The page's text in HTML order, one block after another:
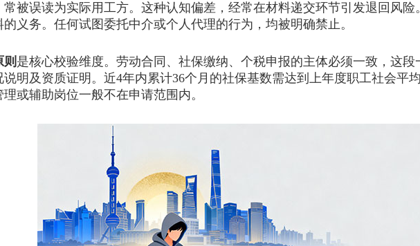
误读为实际用工方。这种认知偏差，经常在材料递交环节引发退回风险。
义务。任何试图委托中介或个人代理的行为，均被明确禁止。
是核心校验维度。劳动合同、社保缴纳、个税申报的主体必须一致，这
明及资质证明。近4年内累计36个月的社保基数需达到上年度职工社会平
或辅助岗位一般不在申请范围内。